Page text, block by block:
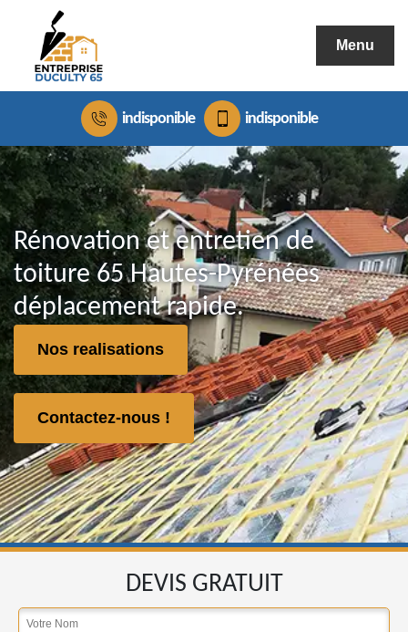
Menu
indisponible indisponible
Rénovation et entretien de
toiture 65 Hautes-Pyrénées
déplacement rapide.
Nos realisations
Contactez-nous !
DEVIS GRATUIT